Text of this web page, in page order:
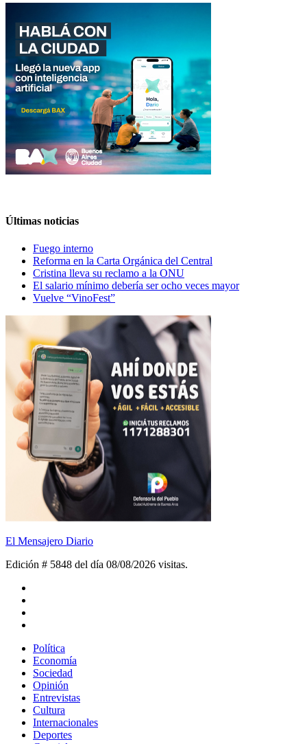
Últimas noticias
Fuego interno
Reforma en la Carta Orgánica del Central
Cristina lleva su reclamo a la ONU
El salario mínimo debería ser ocho veces mayor
Vuelve “VinoFest”
El Mensajero Diario
Edición # 5848 del día 08/08/2026 visitas.
Política
Economía
Sociedad
Opinión
Entrevistas
Cultura
Internacionales
Deportes